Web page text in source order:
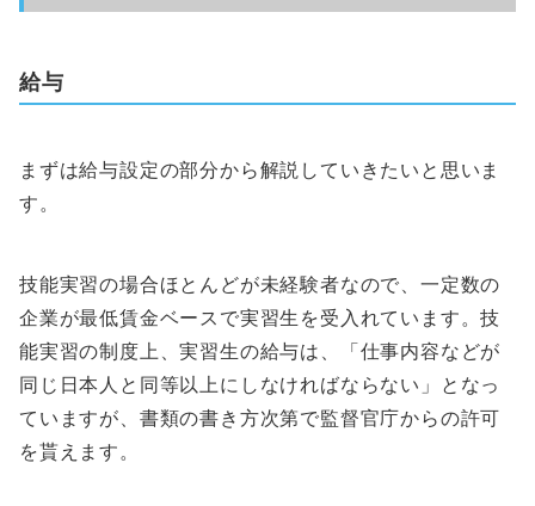
給与
まずは給与設定の部分から解説していきたいと思いま
す。
技能実習の場合ほとんどが未経験者なので、一定数の
企業が最低賃金ベースで実習生を受入れています。技
能実習の制度上、実習生の給与は、「仕事内容などが
同じ日本人と同等以上にしなければならない」となっ
ていますが、書類の書き方次第で監督官庁からの許可
を貰えます。